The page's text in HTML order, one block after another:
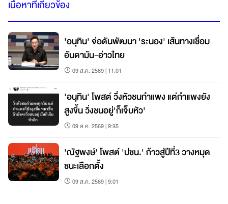
เนื้อหาที่เกี่ยวข้อง
'อนุทิน' จ่อดันพัฒนา 'ระนอง' เส้นทางเชื่อม
อันดามัน-อ่าวไทย
09 ส.ค. 2569 | 11:01
'อนุทิน' โพสต์ วิ่งหัวชนกำแพง แต่กำแพงยัง
สูงขึ้น วิ่งชนอยู่'ก็เจ็บหัว'
09 ส.ค. 2569 | 9:35
'ณัฐพงษ์' โพสต์ 'ปชน.' ก้าวสู่ปีที่3 วางหมุด
ชนะเลือกตั้ง
09 ส.ค. 2569 | 9:01